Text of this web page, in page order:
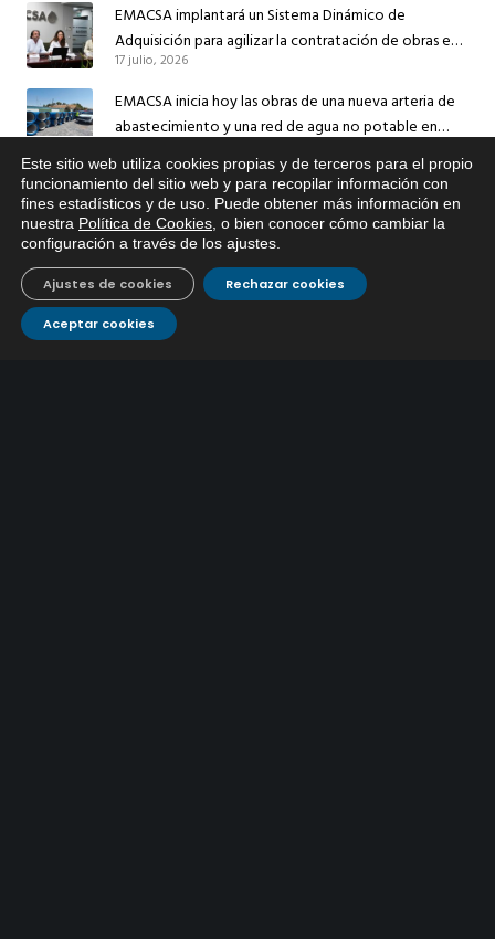
EMACSA implantará un Sistema Dinámico de
Adquisición para agilizar la contratación de obras en
sus redes e instalaciones
17 julio, 2026
EMACSA inicia hoy las obras de una nueva arteria de
abastecimiento y una red de agua no potable en
Ingeniero Ruiz de Azúa
Caracterización ZA Córdoba Red Quemadas- 1ª Sem
2026
9 julio, 2026
Caracterización ZA Córdoba Red Carrera Caballo-1º
Sem 2026
9 julio, 2026
Este sitio web utiliza cookies propias y de terceros para el propio
funcionamiento del sitio web y para recopilar información con
fines estadísticos y de uso. Puede obtener más información en
nuestra Política de Cookies , o bien conocer cómo cambiar la
configuración a través de los ajustes
Aceptar cookies
Rechazar cookies
Ajustes de cookies
Si tiene cualquier duda sobre
EMACSA, haga click abajo.